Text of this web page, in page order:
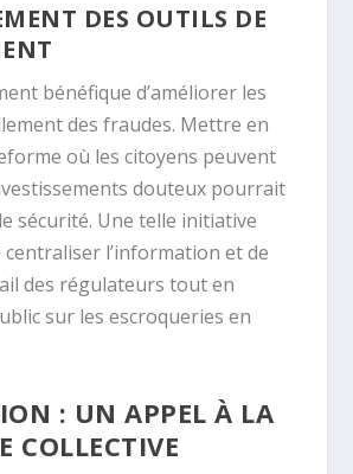
DES OUTILS DE
bénéfique d’améliorer les
des fraudes. Mettre en
où les citoyens peuvent
douteux pourrait
sécurité. Une telle initiative
l’information et de
des régulateurs tout en
sur les escroqueries en
: UN APPEL À LA
COLLECTIVE